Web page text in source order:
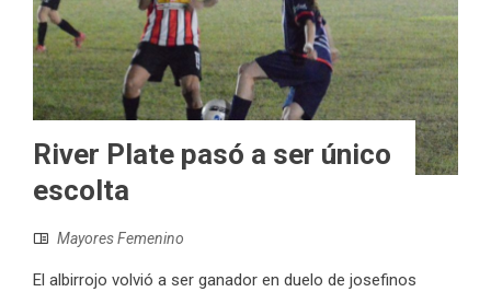
River Plate pasó a ser único
escolta
Mayores Femenino
El albirrojo volvió a ser ganador en duelo de josefinos